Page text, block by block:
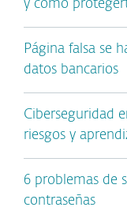
y cómo
Página falsa se
datos bancarios
Ciberseguridad
riesgos y
6 problemas de
contraseñas